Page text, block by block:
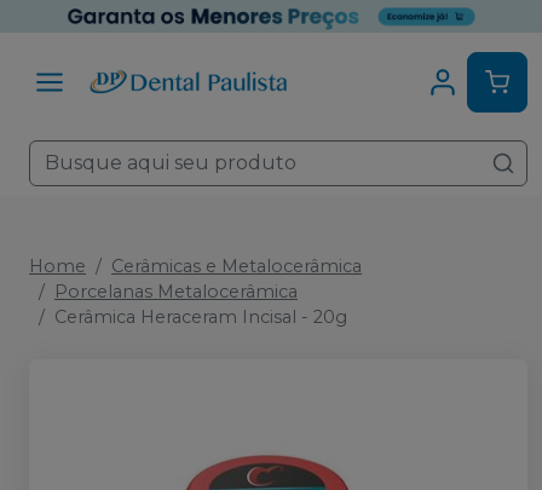
Home
Cerâmicas e Metalocerâmica
Porcelanas Metalocerâmica
Cerâmica Heraceram Incisal - 20g